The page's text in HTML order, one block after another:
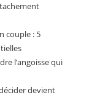
couple : 5
l’angoisse qui
devient